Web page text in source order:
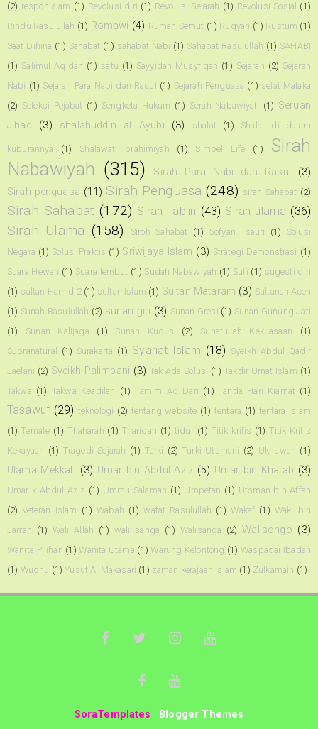
(2) respon alam (1) Revolusi diri (1) Revolusi Sejarah (1) Revolusi Sosial (1)
Rindu Rasulullah (1) Romawi (4) Rumah Semut (1) Ruqyah (1) Rustum (1)
Saat Dihina (1) Sahabat (1) sahabat Nabi (1) Sahabat Rasulullah (1) SAHABI
(1) Salimul Aqidah (1) satu (1) Sayyidah Musyfiqah (1) Sejarah (2) Sejarah
Nabi (1) Sejarah Para Nabi dan Rasul (1) Sejarah Penguasa (1) selat Malaka
(2) Seleksi Pejabat (1) Sengketa Hukum (1) Serah Nabawiyah (1) Seruan
Jihad
(3) shalahuddin al Ayubi (3) shalat (1) Shalat di dalam
kuburannya (1) Shalawat Ibrahimiyah (1) Simpel Life (1)
Sirah
Nabawiyah (315) Sirah Para Nabi dan Rasul
(3)
Sirah penguasa (11) Sirah Penguasa (248) sirah Sahabat (2)
Sirah Sahabat (172) Sirah Tabiin (43) Sirah ulama (36)
Sirah Ulama (158) Siroh Sahabat (1) Sofyan Tsauri (1)
Solusi
Negara (1) Solusi Praktis (1) Sriwijaya Islam (3) Strategi Demonstrasi (1)
Suara Hewan (1) Suara lembut (1) Sudah Nabawiyah (1) Sufi (1) sugesti diri
(1) sultan Hamid 2 (1) sultan Islam (1) Sultan Mataram (3) Sultanah Aceh
(1) Sunah Rasulullah (2) sunan giri (3) Sunan Gresi (1) Sunan Gunung Jati
(1)
Sunan Kalijaga (1) Sunan Kudus (2) Sunatullah Kekuasaan
(1)
Supranatural
(1) Surakarta (1) Syariat Islam (18) Syeikh Abdul Qadir
Jaelani (2) Syeikh Palimbani (3) Tak Ada Solusi (1) Takdir Umat Islam (1)
Takwa (1) Takwa Keadilan (1) Tamim Ad Dari (1) Tanda Hari Kiamat (1)
Tasawuf (29) teknologi (2) tentang website (1) tentara (1) tentara Islam
(1) Ternate (1) Thaharah (1) Thariqah (1) tidur (1) Titik kritis (1) Titik Kritis
Kekayaan (1) Tragedi Sejarah (1) Turki (2) Turki Utsmani (2) Ukhuwah (1)
Ulama Mekkah (3) Umar bin Abdul Aziz (5) Umar bin Khatab (3)
Umar k Abdul Aziz (1) Ummu Salamah (1) Umpetan (1) Utsman bin Affan
(2) veteran islam (1) Wabah (1) wafat Rasulullah (1) Wakaf (1) Waki bin
Jarrah (1) Wali Allah (1) wali sanga (1) Walisanga (2) Walisongo (3)
Wanita Pilihan (1) Wanita Utama (1) Warung Kelontong (1) Waspadai Ibadah
(1) Wudhu (1) Yusuf Al Makasari (1) zaman kerajaan islam (1) Zulkarnain (1)
SoraTemplates Blogger Themes